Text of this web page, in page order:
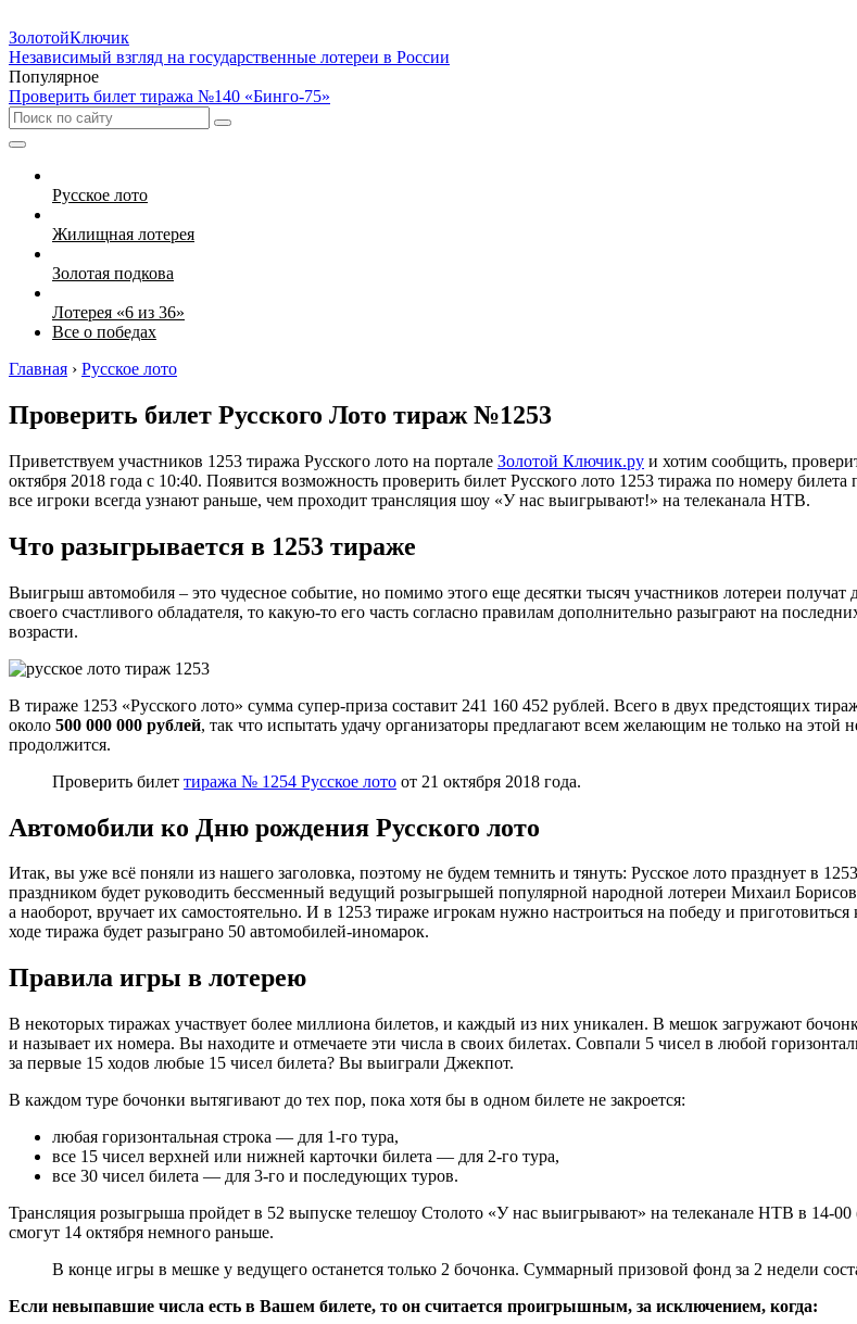
ЗолотойКлючик
Независимый взгляд на государственные лотереи в России
Популярное
Проверить билет тиража №140 «Бинго-75»
Русское лото
Жилищная лотерея
Золотая подкова
Лотерея «6 из 36»
Все о победах
Главная › Русское лото
Проверить билет Русского Лото тираж №1253
Приветствуем участников 1253 тиража Русского лото на портале Золотой Ключик.ру и хотим сообщить,
октября 2018 года с 10:40. Появится возможность проверить билет Русского лото 1253 тиража по номеру
все игроки всегда узнают раньше, чем проходит трансляция шоу «У нас выигрывают!» на телеканала НТВ.
Что разыгрывается в 1253 тираже
Выигрыш автомобиля – это чудесное событие, но помимо этого еще десятки тысяч участников лотереи
своего счастливого обладателя, то какую-то его часть согласно правилам дополнительно разыграют на
возрасти.
В тираже 1253 «Русского лото» сумма супер-приза составит 241 160 452 рублей. Всего в двух предстоящих
около 500 000 000 рублей, так что испытать удачу организаторы предлагают всем желающим не только на
продолжится.
Проверить билет тиража № 1254 Русское лото от 21 октября 2018 года.
Автомобили ко Дню рождения Русского лото
Итак, вы уже всё поняли из нашего заголовка, поэтому не будем темнить и тянуть: Русское лото празднует в
праздником будет руководить бессменный ведущий розыгрышей популярной народной лотереи Михаил
а наоборот, вручает их самостоятельно. И в 1253 тираже игрокам нужно настроиться на победу и
ходе тиража будет разыграно 50 автомобилей-иномарок.
Правила игры в лотерею
В некоторых тиражах участвует более миллиона билетов, и каждый из них уникален. В мешок загружают
и называет их номера. Вы находите и отмечаете эти числа в своих билетах. Совпали 5 чисел в любой
за первые 15 ходов любые 15 чисел билета? Вы выиграли Джекпот.
В каждом туре бочонки вытягивают до тех пор, пока хотя бы в одном билете не закроется:
любая горизонтальная строка ― для 1-го тура,
все 15 чисел верхней или нижней карточки билета ― для 2-го тура,
все 30 чисел билета ― для 3-го и последующих туров.
Трансляция розыгрыша пройдет в 52 выпуске телешоу Столото «У нас выигрывают» на телеканале НТВ в 14-00
смогут 14 октября немного раньше.
В конце игры в мешке у ведущего останется только 2 бочонка. Суммарный призовой фонд за 2 недели
Если невыпавшие числа есть в Вашем билете, то он считается проигрышным, за исключением, когда: